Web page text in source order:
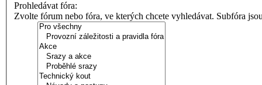
Prohledávat fóra:
Zvolte fórum nebo fóra, ve kterých chcete vyhledávat. Subfóra